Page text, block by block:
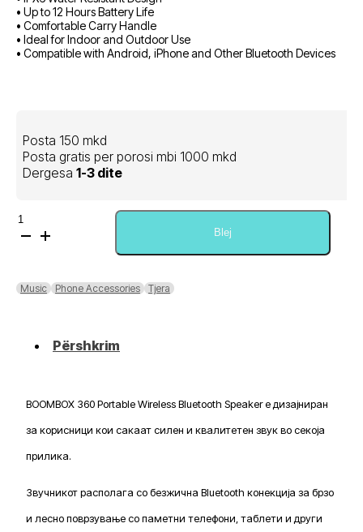
• Up to 12 Hours Battery Life
• Comfortable Carry Handle
• Ideal for Indoor and Outdoor Use
• Compatible with Android, iPhone and Other Bluetooth Devices
Posta 150 mkd
Posta gratis per porosi mbi 1000 mkd
Dergesa 1-3 dite
Sasi
BOOMBOX
Wireless
Bluetooth
Blej
Music Phone Accessories Tjera
Përshkrim
BOOMBOX 360 Portable Wireless Bluetooth Speaker е дизајниран
за корисници кои сакаат силен и квалитетен звук во секоја
прилика.
Звучникот располага со безжична Bluetooth конекција за брзо
и лесно поврзување со паметни телефони, таблети и други